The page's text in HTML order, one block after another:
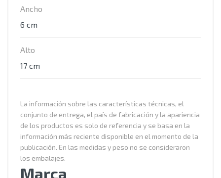
Ancho
6 cm
Alto
17 cm
La información sobre las características técnicas, el
conjunto de entrega, el país de fabricación y la apariencia
de los productos es solo de referencia y se basa en la
información más reciente disponible en el momento de la
publicación. En las medidas y peso no se consideraron
los embalajes.
Marca